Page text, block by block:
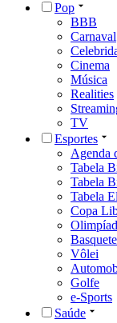
Pop
BBB
Carnaval
Cinema
Música
Realities
TV
Esportes
Agenda
Tabela
Tabela
Tabela
Copa
Basquete
Vôlei
Golfe
e-Sports
Saúde